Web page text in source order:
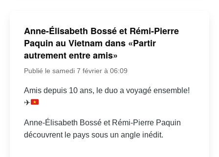
Anne-Élisabeth Bossé et Rémi-Pierre
Paquin au Vietnam dans «Partir
autrement entre amis»
Publié le samedi 7 février à 06:09
Amis depuis 10 ans, le duo a voyagé ensemble!
✈
Anne-Élisabeth Bossé et Rémi-Pierre Paquin
découvrent le pays sous un angle inédit.